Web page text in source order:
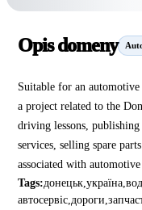
Opis domeny
Suitable for an
a project related to the
driving lessons,
services, selling spare
associated with
Tags:донецьк,україна,
автосервіс,дороги,